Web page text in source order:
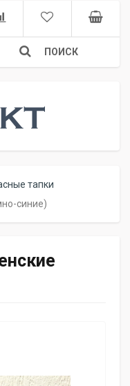
ПОИСК
тапки
синие)